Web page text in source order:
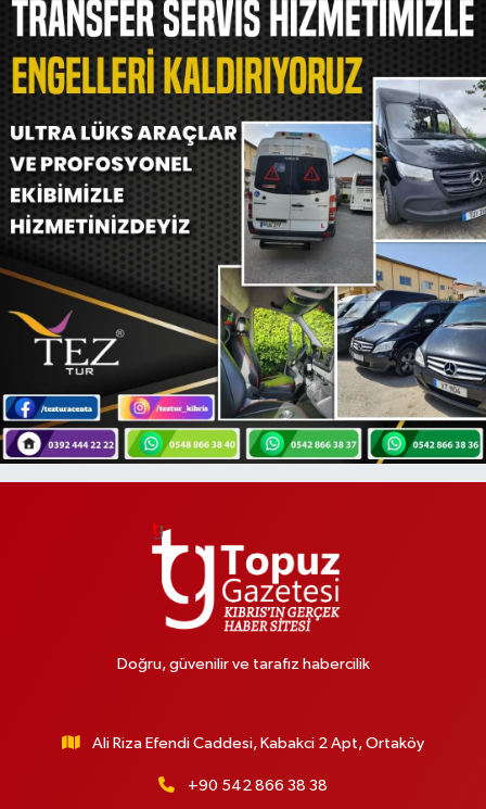
Doğru, güvenilir ve tarafız habercilik
Ali Riza Efendi Caddesi, Kabakci 2 Apt, Ortaköy
+90 542 866 38 38